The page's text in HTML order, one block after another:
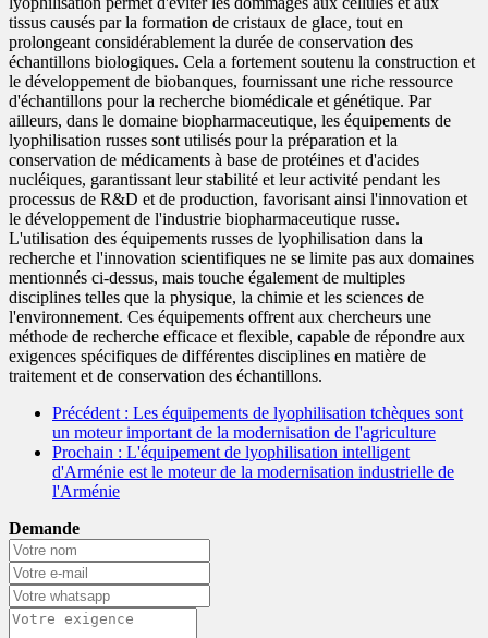
tissus causés par la formation de cristaux de glace, tout en
prolongeant considérablement la durée de conservation des
échantillons biologiques. Cela a fortement soutenu la construction et
le développement de biobanques, fournissant une riche ressource
d'échantillons pour la recherche biomédicale et génétique. Par
ailleurs, dans le domaine biopharmaceutique, les équipements de
lyophilisation russes sont utilisés pour la préparation et la
conservation de médicaments à base de protéines et d'acides
nucléiques, garantissant leur stabilité et leur activité pendant les
processus de R&D et de production, favorisant ainsi l'innovation et
le développement de l'industrie biopharmaceutique russe.
L'utilisation des équipements russes de lyophilisation dans la
recherche et l'innovation scientifiques ne se limite pas aux domaines
mentionnés ci-dessus, mais touche également de multiples
disciplines telles que la physique, la chimie et les sciences de
l'environnement. Ces équipements offrent aux chercheurs une
méthode de recherche efficace et flexible, capable de répondre aux
exigences spécifiques de différentes disciplines en matière de
traitement et de conservation des échantillons.
Précédent : Les équipements de lyophilisation tchèques sont
un moteur important de la modernisation de l'agriculture
Prochain : L'équipement de lyophilisation intelligent
d'Arménie est le moteur de la modernisation industrielle de
l'Arménie
Demande